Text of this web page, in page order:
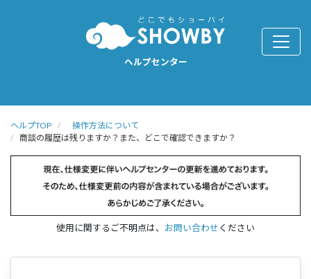
ヘルプセンター
ヘルプTOP
操作方法について
商談の履歴は残りますか？また、どこで確認できますか？
使用に関するご不明点は、 お問い合わせください